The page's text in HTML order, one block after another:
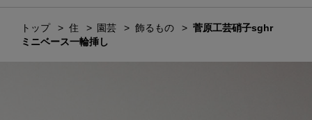
トップ 住 園芸 飾るもの
菅原工芸硝子sghr
ミニベース一輪挿し